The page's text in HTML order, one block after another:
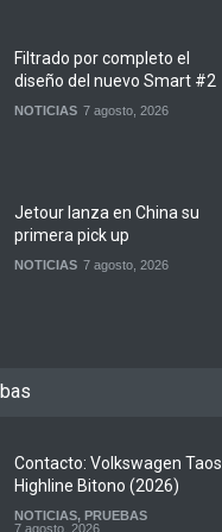
Filtrado por completo el
diseño del nuevo Smart #2
NOTICIAS 7 agosto, 2026
Jetour lanza en China su
primera pick up
NOTICIAS 7 agosto, 2026
renovadas S2 y Skua 150 en
7 agosto, 2026
Argentina y Ecuador
Contacto: Volkswagen Taos
Highline Bitono (2026)
NOTICIAS, PRUEBAS
7 agosto, 2026